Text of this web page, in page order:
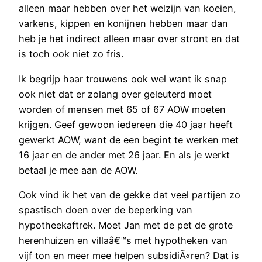
alleen maar hebben over het welzijn van koeien,
varkens, kippen en konijnen hebben maar dan
heb je het indirect alleen maar over stront en dat
is toch ook niet zo fris.
Ik begrijp haar trouwens ook wel want ik snap
ook niet dat er zolang over geleuterd moet
worden of mensen met 65 of 67 AOW moeten
krijgen. Geef gewoon iedereen die 40 jaar heeft
gewerkt AOW, want de een begint te werken met
16 jaar en de ander met 26 jaar. En als je werkt
betaal je mee aan de AOW.
Ook vind ik het van de gekke dat veel partijen zo
spastisch doen over de beperking van
hypotheekaftrek. Moet Jan met de pet de grote
herenhuizen en villaâ€™s met hypotheken van
vijf ton en meer mee helpen subsidiÃ«ren? Dat is